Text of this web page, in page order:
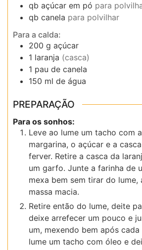
qb açúcar em pó para
qb canela para polvilhar
Para a calda:
200 g açúcar
1 laranja (casca)
1 pau de canela
150 ml de água
PREPARAÇÃO
Para os sonhos:
Leve ao lume um tacho com
margarina, o açúcar e a
ferver. Retire a casca da
um garfo. Junte a farinha de
mexa bem sem tirar do lume,
massa macia.
Retire então do lume, deite
deixe arrefecer um pouco e
um, mexendo bem após
lume um tacho com óleo e